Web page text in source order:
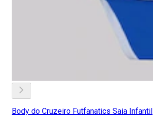
Body do Cruzeiro Futfanatics Saia Infantil